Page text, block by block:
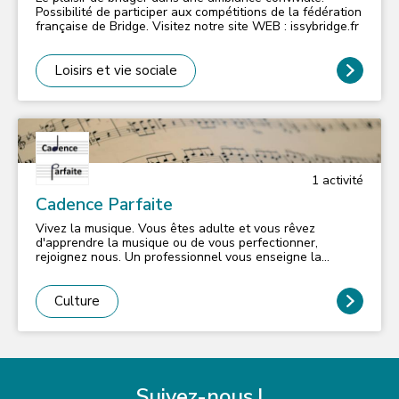
à la Fédération Française Handiport, ce qui nous permet
d'accueillir les personnes en situation de handicap, et
rend l'Athlétisme accessible à tous. Les athlètes en
situation de handicap évoluent dans les différents
groupe selon leur spécialité pour une parfaite intégration
(les jours et horaires d'entraînements varient en fonction
aviaclub1@gmail.com
Possibilité de participer aux compétitions de la fédération
française de Bridge. Visitez notre site WEB : issybridge.fr
Loisirs et vie sociale
1 activité
Cadence Parfaite
Vivez la musique. Vous êtes adulte et vous rêvez
d'apprendre la musique ou de vous perfectionner,
rejoignez nous. Un professionnel vous enseigne la
partition, des exercices rythmiques, l'écoute, le chant, des
sorties concert.
Culture